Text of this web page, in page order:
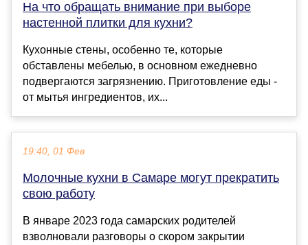
На что обращать внимание при выборе
настенной плитки для кухни?
Кухонные стены, особенно те, которые
обставлены мебелью, в основном ежедневно
подвергаются загрязнению. Приготовление еды -
от мытья ингредиентов, их...
19:40, 01 Фев
Молочные кухни в Самаре могут прекратить
свою работу
В январе 2023 года самарских родителей
взволновали разговоры о скором закрытии